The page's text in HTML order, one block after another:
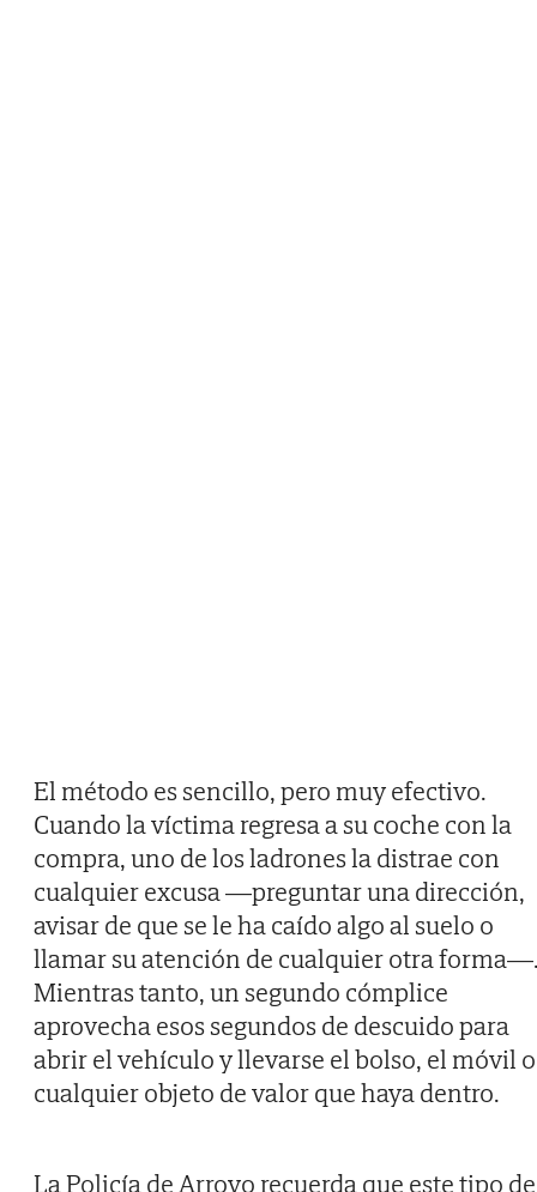
El método es sencillo, pero muy efectivo.
Cuando la víctima regresa a su coche con la
compra, uno de los ladrones la distrae con
cualquier excusa —preguntar una dirección,
avisar de que se le ha caído algo al suelo o
llamar su atención de cualquier otra
Mientras tanto, un segundo cómplice
aprovecha esos segundos de descuido para
abrir el vehículo y llevarse el bolso, el móvil o
cualquier objeto de valor que haya dentro.
La Policía de Arroyo recuerda que este tipo de